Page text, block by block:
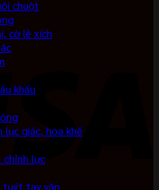
chuột
cờ lê xích
khẩu
lục giác, hoa khế
chỉnh lực
tuýt tay vặn